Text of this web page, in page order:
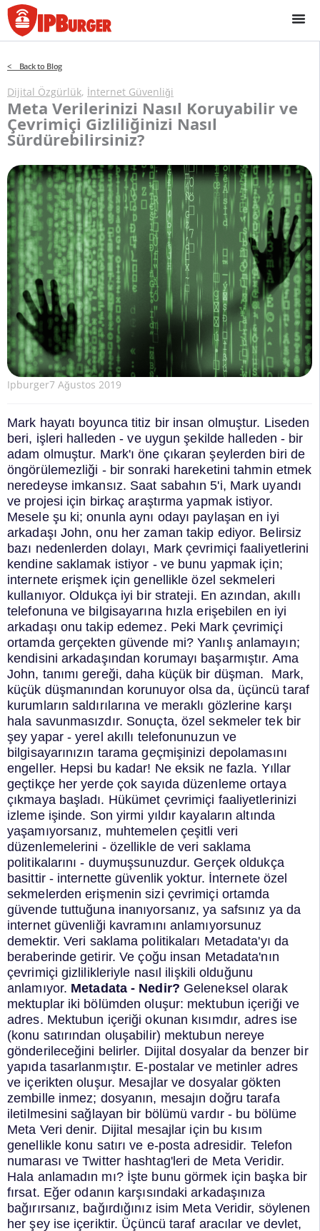
İçeriğe
geç
< Back to Blog
Dijital Özgürlük, İnternet Güvenliği
Meta Verilerinizi Nasıl Koruyabilir ve
Çevrimiçi Gizliliğinizi Nasıl
Sürdürebilirsiniz?
Ipburger7 Ağustos 2019
Mark hayatı boyunca titiz bir insan olmuştur. Liseden
beri, işleri halleden - ve uygun şekilde halleden - bir
adam olmuştur. Mark'ı öne çıkaran şeylerden biri de
öngörülemezliği - bir sonraki hareketini tahmin etmek
neredeyse imkansız. Saat sabahın 5'i, Mark uyandı
ve projesi için birkaç araştırma yapmak istiyor.
Mesele şu ki; onunla aynı odayı paylaşan en iyi
arkadaşı John, onu her zaman takip ediyor. Belirsiz
bazı nedenlerden dolayı, Mark çevrimiçi faaliyetlerini
kendine saklamak istiyor - ve bunu yapmak için;
internete erişmek için genellikle özel sekmeleri
kullanıyor. Oldukça iyi bir strateji. En azından, akıllı
telefonuna ve bilgisayarına hızla erişebilen en iyi
arkadaşı onu takip edemez. Peki Mark çevrimiçi
ortamda gerçekten güvende mi? Yanlış anlamayın;
kendisini arkadaşından korumayı başarmıştır. Ama
John, tanımı gereği, daha küçük bir düşman.
Mark,
küçük düşmanından korunuyor olsa da, üçüncü taraf
kurumların saldırılarına ve meraklı gözlerine karşı
hala savunmasızdır. Sonuçta, özel sekmeler tek bir
şey yapar - yerel akıllı telefonunuzun ve
bilgisayarınızın tarama geçmişinizi depolamasını
engeller. Hepsi bu kadar! Ne eksik ne fazla. Yıllar
geçtikçe her yerde çok sayıda düzenleme ortaya
çıkmaya başladı. Hükümet çevrimiçi faaliyetlerinizi
izleme işinde. Son yirmi yıldır kayaların altında
yaşamıyorsanız, muhtemelen çeşitli veri
düzenlemelerini - özellikle de veri saklama
politikalarını - duymuşsunuzdur. Gerçek oldukça
basittir - internette güvenlik yoktur. İnternete özel
sekmelerden erişmenin sizi çevrimiçi ortamda
güvende tuttuğuna inanıyorsanız, ya safsınız ya da
internet güvenliği kavramını anlamıyorsunuz
demektir. Veri saklama politikaları Metadata'yı da
beraberinde getirir. Ve çoğu insan Metadata'nın
çevrimiçi gizlilikleriyle nasıl ilişkili olduğunu
anlamıyor. Metadata - Nedir? Geleneksel olarak
mektuplar iki bölümden oluşur: mektubun içeriği ve
adres. Mektubun içeriği okunan kısımdır, adres ise
(konu satırından oluşabilir) mektubun nereye
gönderileceğini belirler. Dijital dosyalar da benzer bir
yapıda tasarlanmıştır. E-postalar ve metinler adres
ve içerikten oluşur. Mesajlar ve dosyalar gökten
zembille inmez; dosyanın, mesajın doğru tarafa
iletilmesini sağlayan bir bölümü vardır - bu bölüme
Meta Veri denir. Dijital mesajlar için bu kısım
genellikle konu satırı ve e-posta adresidir. Telefon
numarası ve Twitter hashtag'leri de Meta Veridir.
Hala anlamadın mı? İşte bunu görmek için başka bir
fırsat. Eğer odanın karşısındaki arkadaşınıza
bağırırsanız, bağırdığınız isim Meta Veridir, söylenen
her şey ise içeriktir. Üçüncü taraf aracılar ve devlet,